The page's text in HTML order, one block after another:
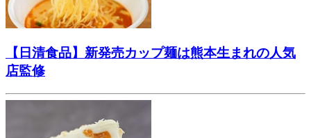
【日清食品】新発売カップ麺は熊本生まれの人気
店監修